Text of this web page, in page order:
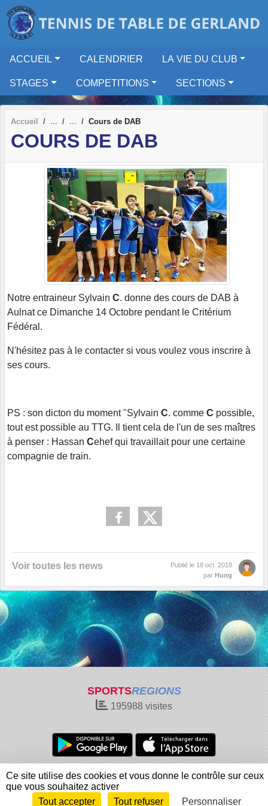
ACCUEIL CALENDRIER LA VIE DU CLUB
STAGES COMPETITIONS SECTIONS
Accueil Cours de DAB
COURS DE DAB
Notre entraineur Sylvain C. donne des cours de DAB à
Aulnat ce Dimanche 14 Octobre pendant le Critérium
Fédéral.
N'hésitez pas à le contacter si vous voulez vous inscrire à
ses cours.
PS : son dicton du moment "Sylvain C. comme C possible,
tout est possible au TTG. Il tient cela de l'un de ses maîtres
à penser : Hassan Cehef qui travaillait pour une certaine
compagnie de train.
Voir toutes les news Publié le 18 oct. 2018
par Hung
SPORTSREGIONS
195988 visites
Charte cookies
Gestion des cookies
Informations légales
Signaler un contenu inapproprié
Envie de participer ?
Connexion
Panneau de gestion des cookies
Ce site utilise des cookies et vous donne le contrôle sur ceux
que vous souhaitez activer
Tout accepter
Tout refuser Personnaliser